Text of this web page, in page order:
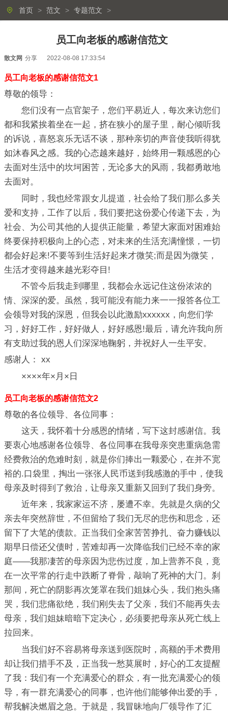
首页 > 范文 > 专题范文 >
员工向老板的感谢信范文
散文网 分享 2022-08-08 17:33:54
员工向老板的感谢信范文1
尊敬的领导：
您们没有一点官架子，您们平易近人，每次来访您们
都和我紧挨着坐在一起，挤在狭小的屋子里，耐心倾听我
的诉说，喜怒哀乐无话不谈，那种亲切的声音使我听得犹
如沐春风之感。我的心态越来越好，始终用一颗感恩的心
去面对生活中的坎坷困苦，无论多大的风雨，我都勇敢地
去面对。
同时，我也经常跟女儿提道，社会给了我们那么多关
爱和支持，工作了以后，我们要把这份爱心传递下去，为
社会、为公司其他的人提供正能量，希望大家面对困难始
终要保持积极向上的心态，对未来的生活充满憧憬，一切
都会好起来!不要等到生活好起来才微笑;而是因为微笑，
生活才变得越来越光彩夺目!
不管今后我走到哪里，我都会永远记住这份浓浓的
情、深深的爱。虽然，我可能没有能力来一一报答各位工
会领导对我的深恩，但我会以此激励xxxxxx，向您们学
习，好好工作，好好做人，好好感恩!最后，请允许我向所
有支助过我的恩人们深深地鞠躬，并祝好人一生平安。
感谢人： xx
××××年×月×日
员工向老板的感谢信范文2
尊敬的各位领导、各位同事：
这天，我怀着十分感恩的情绪，写下这封感谢信。我
要衷心地感谢各位领导、各位同事在我母亲突患重病急需
经费救治的危难时刻，就是你们捧出一颗爱心，在并不宽
裕的.口袋里，掏出一张张人民币送到我感激的手中，使我
母亲及时得到了救治，让母亲又重新又回到了我们身旁。
近年来，我家家运不济，屡遭不幸。先就是久病的父
亲去年突然辞世，不但留给了我们无尽的悲伤和思念，还
留下了大笔的债款。正当我们全家苦苦挣扎、奋力赚钱以
期早日偿还父债时，苦难却再一次降临我们已经不幸的家
庭——我那凄苦的母亲因为悲伤过度，加上营养不良，竟
在一次平常的行走中跌断了脊骨，敲响了死神的大门。刹
那间，死亡的阴影再次笼罩在我们姐妹心头，我们抱头痛
哭，我们悲痛欲绝，我们刚失去了父亲，我们不能再失去
母亲，我们姐妹暗暗下定决心，必须要把母亲从死亡线上
拉回来。
当我们好不容易将母亲送到医院时，高额的手术费用
却让我们措手不及，正当我一愁莫展时，好心的工友提醒
了我：我们有一个充满爱心的群众，有一批充满爱心的领
导，有一群充满爱心的同事，也许他们能够伸出爱的手，
帮我解决燃眉之急。于就是，我冒昧地向厂领导作了汇